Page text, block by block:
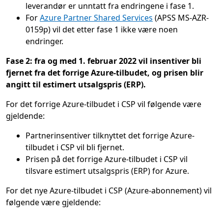
leverandør er unntatt fra endringene i fase 1.
ForAzure Partner Shared Services (APSS MS-AZR-
0159p) vil det etter fase 1 ikke være noen
endringer.
Fase 2: fra og med 1. februar 2022 vil insentiver bli
fjernet fra det forrige Azure-tilbudet, og prisen blir
angitt til estimert utsalgspris (ERP).
For det forrige Azure-tilbudet i CSP vil følgende være
gjeldende:
Partnerinsentiver tilknyttet det forrige Azure-
tilbudet i CSP vil bli fjernet.
Prisen på det forrige Azure-tilbudet i CSP vil
tilsvare estimert utsalgspris (ERP) for Azure.
For det nye Azure-tilbudet i CSP (Azure-abonnement) vil
følgende være gjeldende: